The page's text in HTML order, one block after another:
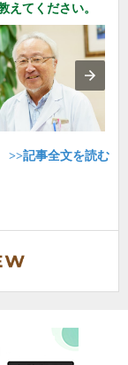
てください。
>>記事全文を読む